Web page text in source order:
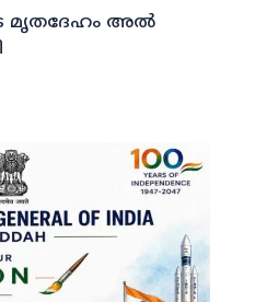
മൃതദേഹം അല്‍